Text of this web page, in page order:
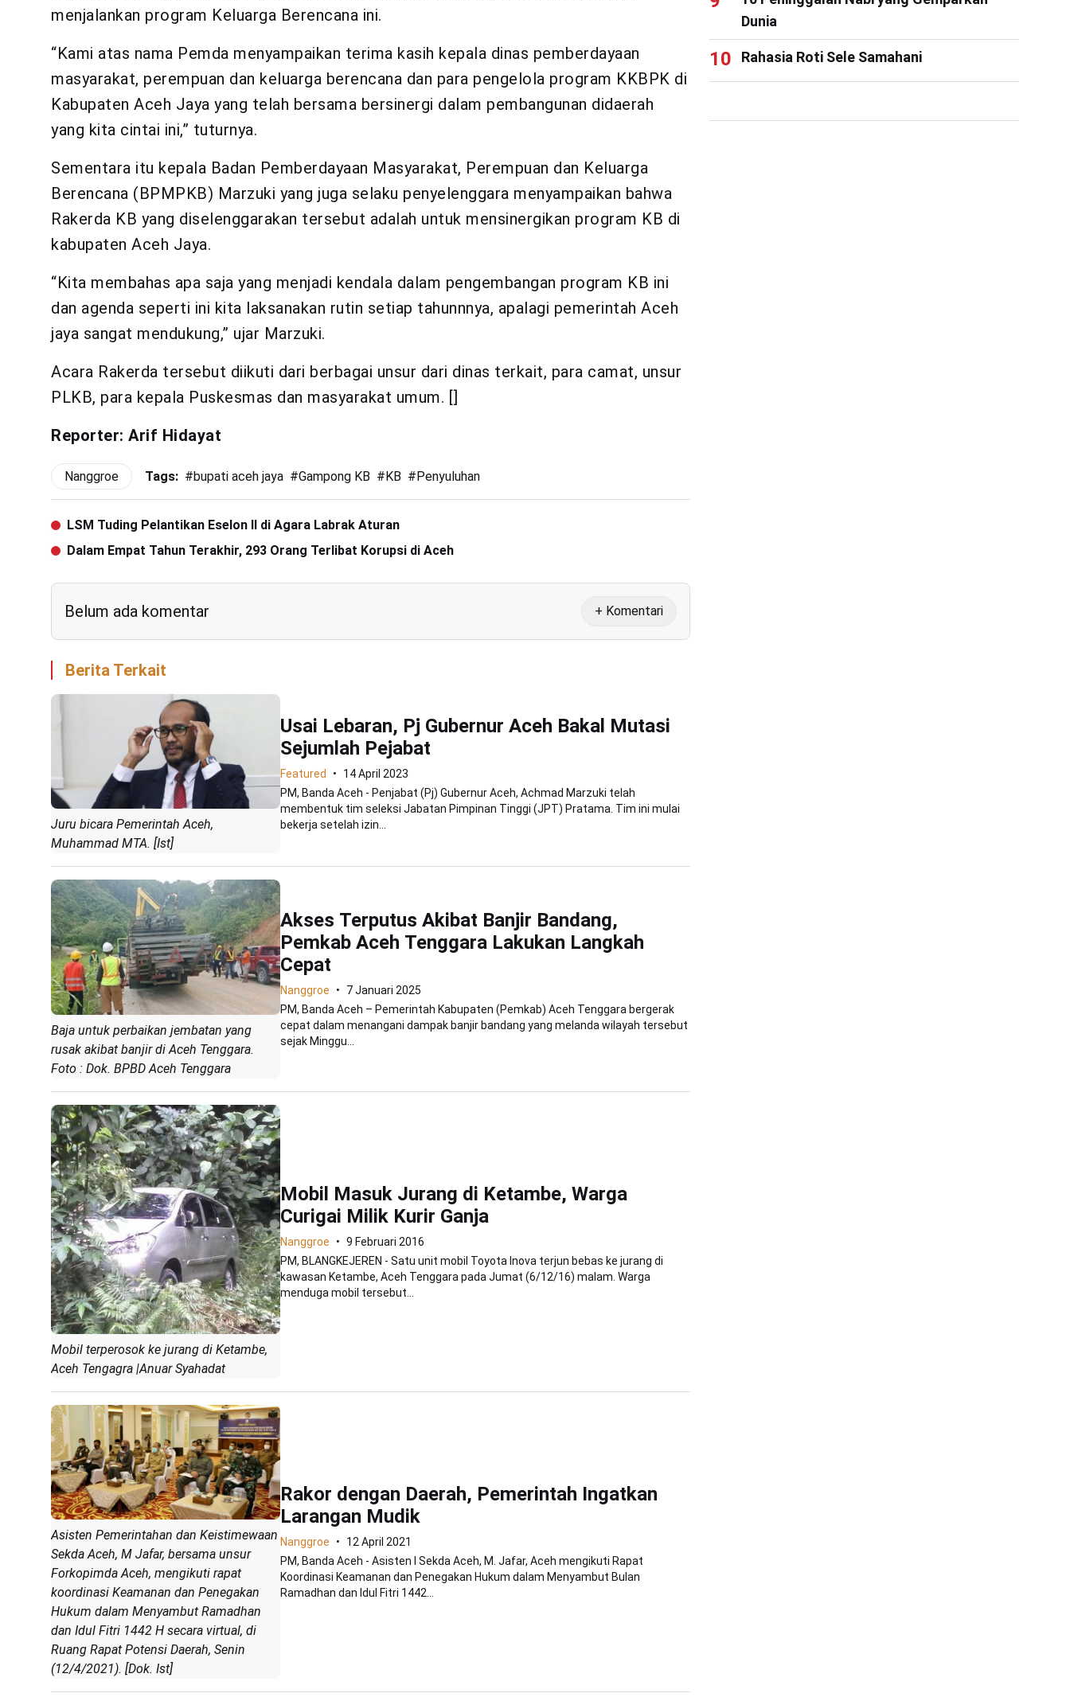
menjalankan program Keluarga Berencana ini.
“Kami atas nama Pemda menyampaikan terima kasih kepala dinas pemberdayaan
masyarakat, perempuan dan keluarga berencana dan para pengelola program KKBPK di
Kabupaten Aceh Jaya yang telah bersama bersinergi dalam pembangunan didaerah
yang kita cintai ini,” tuturnya.
Sementara itu kepala Badan Pemberdayaan Masyarakat, Perempuan dan Keluarga
Berencana (BPMPKB) Marzuki yang juga selaku penyelenggara menyampaikan bahwa
Rakerda KB yang diselenggarakan tersebut adalah untuk mensinergikan program KB di
kabupaten Aceh Jaya.
“Kita membahas apa saja yang menjadi kendala dalam pengembangan program KB ini
dan agenda seperti ini kita laksanakan rutin setiap tahunnnya, apalagi pemerintah Aceh
jaya sangat mendukung,” ujar Marzuki.
Acara Rakerda tersebut diikuti dari berbagai unsur dari dinas terkait, para camat, unsur
PLKB, para kepala Puskesmas dan masyarakat umum. []
Reporter: Arif Hidayat
Nanggroe Tags: #bupati aceh jaya #Gampong KB #KB #Penyuluhan
LSM Tuding Pelantikan Eselon II di Agara Labrak Aturan
Dalam Empat Tahun Terakhir, 293 Orang Terlibat Korupsi di Aceh
Belum ada komentar + Komentari
Berita Terkait
Juru bicara Pemerintah Aceh,
Muhammad MTA. [Ist]
Usai Lebaran, Pj Gubernur Aceh Bakal Mutasi
Sejumlah Pejabat
Featured
14 April 2023
PM, Banda Aceh - Penjabat (Pj) Gubernur Aceh, Achmad Marzuki telah
membentuk tim seleksi Jabatan Pimpinan Tinggi (JPT) Pratama. Tim ini mulai
bekerja setelah izin...
Baja untuk perbaikan jembatan yang
rusak akibat banjir di Aceh Tenggara.
Foto : Dok. BPBD Aceh Tenggara
Akses Terputus Akibat Banjir Bandang,
Pemkab Aceh Tenggara Lakukan Langkah
Cepat
Nanggroe
7 Januari 2025
PM, Banda Aceh – Pemerintah Kabupaten (Pemkab) Aceh Tenggara bergerak
cepat dalam menangani dampak banjir bandang yang melanda wilayah tersebut
sejak Minggu...
Mobil terperosok ke jurang di Ketambe,
Aceh Tengagra |Anuar Syahadat
Mobil Masuk Jurang di Ketambe, Warga
Curigai Milik Kurir Ganja
Nanggroe
9 Februari 2016
PM, BLANGKEJEREN - Satu unit mobil Toyota Inova terjun bebas ke jurang di
kawasan Ketambe, Aceh Tenggara pada Jumat (6/12/16) malam. Warga
menduga mobil tersebut...
Asisten Pemerintahan dan Keistimewaan
Sekda Aceh, M Jafar, bersama unsur
Forkopimda Aceh, mengikuti rapat
koordinasi Keamanan dan Penegakan
Hukum dalam Menyambut Ramadhan
dan Idul Fitri 1442 H secara virtual, di
Ruang Rapat Potensi Daerah, Senin
(12/4/2021). [Dok. Ist]
Rakor dengan Daerah, Pemerintah Ingatkan
Larangan Mudik
Nanggroe
12 April 2021
PM, Banda Aceh - Asisten I Sekda Aceh, M. Jafar, Aceh mengikuti Rapat
Koordinasi Keamanan dan Penegakan Hukum dalam Menyambut Bulan
Ramadhan dan Idul Fitri 1442...
Dunia
Rahasia Roti Sele Samahani